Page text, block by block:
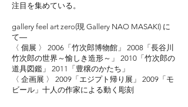
注目を集めている。
gallery feel art zero(現 Gallery NAO MASAKI) に
て―
〈 個展 〉 2006「竹次郎博物館」 2008「長谷川
竹次郎の世界～愉しき造形～」 2010「竹次郎の
道具図鑑」 2011「豊穣のかたち」
〈 企画展 〉 2009「エジプト帰り展」 2009「モ
ビール」十人の作家による動く彫刻